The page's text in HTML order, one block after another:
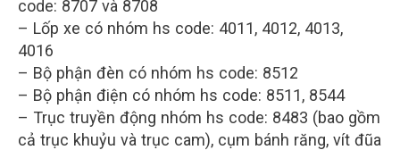
code: 8707 và 8708
– Lốp xe có nhóm hs code: 4011, 4012, 4013,
4016
– Bộ phận đèn có nhóm hs code: 8512
– Bộ phận điện có nhóm hs code: 8511, 8544
– Trục truyền động nhóm hs code: 8483 (bao gồm
cả trục khuỷu và trục cam), cụm bánh răng, vít đũa